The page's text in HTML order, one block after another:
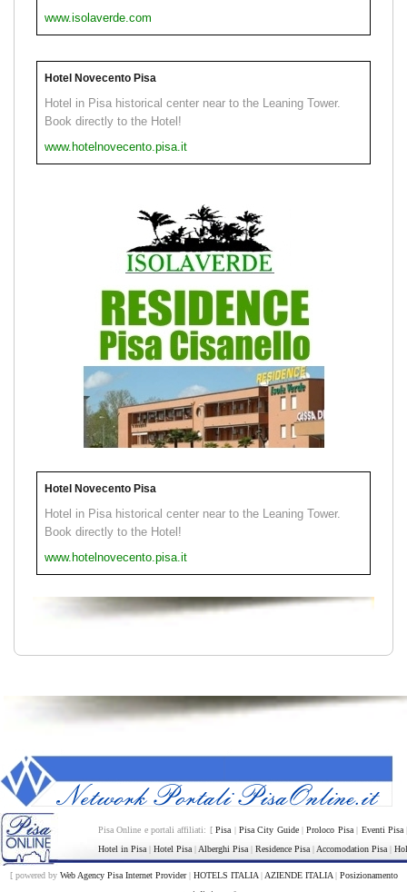
www.isolaverde.com
Hotel Novecento Pisa
Hotel in Pisa historical center near to the Leaning Tower.
Book directly to the Hotel!
www.hotelnovecento.pisa.it
Hotel Novecento Pisa
Hotel in Pisa historical center near to the Leaning Tower.
Book directly to the Hotel!
www.hotelnovecento.pisa.it
Pisa Online e portali affiliati: [Pisa | Pisa City Guide|Proloco Pisa| Eventi Pisa
Hotel in Pisa | Hotel Pisa | Alberghi Pisa | Residence Pisa | Accomodation Pisa |
[ powered by Web Agency Pisa Internet Provider| HOTELS ITALIA| AZIENDE ITALIA| Posizionamento